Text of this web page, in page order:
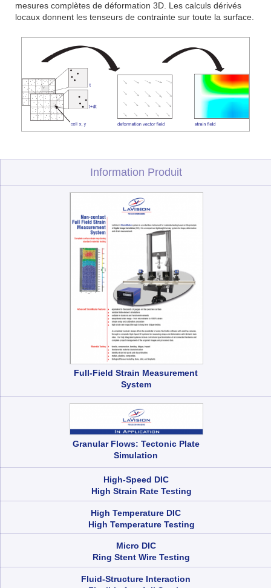
mesures complètes de déformation 3D. Les calculs dérivés
locaux donnent les tenseurs de contrainte sur toute la surface.
Information Produit
Full-Field Strain Measurement
System
Granular Flows: Tectonic Plate
Simulation
High-Speed DIC
High Strain Rate Testing
High Temperature DIC
High Temperature Testing
Micro DIC
Ring Stent Wire Testing
Fluid-Structure Interaction